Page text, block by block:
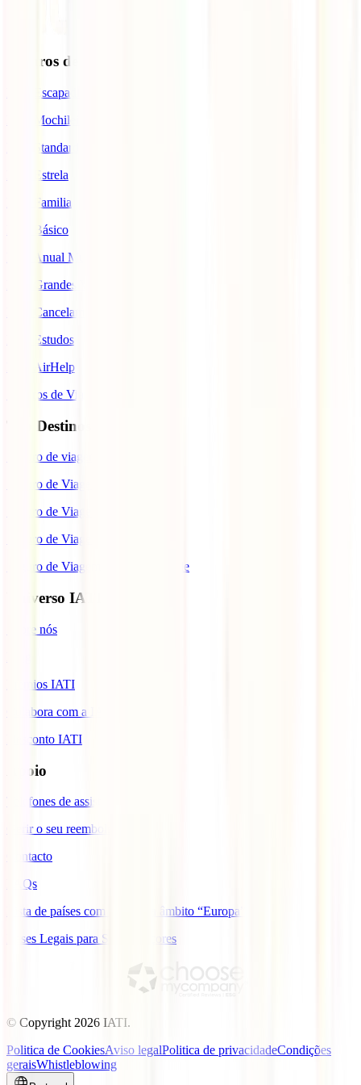
Seguros de Viagem
IATI Escapadinhas
IATI Mochileiro
IATI Standard
IATI Estrela
IATI Familia
IATI Básico
IATI Anual Multiviagem
IATI Grandes Viajantes
IATI Cancelamento Premium
IATI Estudos
IATI AirHelp
Seguros de Viagem
Top Destinos
Seguro de viagem para o Japão
Seguro de Viagem para os EUA
Seguro de Viagem para o Brasil
Seguro de Viagem para Tailândia
Seguro de Viagem para Cabo Verde
Universo IATI
Sobre nós
Prémios IATI
Colabora com a IATI
Desconto IATI
Apoio
Telefones de assistência
Gerir o seu reembolso
Contacto
FAQs
Lista de países com cobertura âmbito “Europa”
Bases Legais para Sorteio Açores
© Copyright 2026 IATI.
Politica de CookiesAviso legalPolitica de privacidadeCondições
geraisWhistleblowing